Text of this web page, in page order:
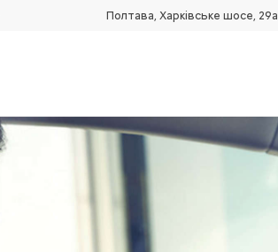
Полтава, Харківське шосе, 29а